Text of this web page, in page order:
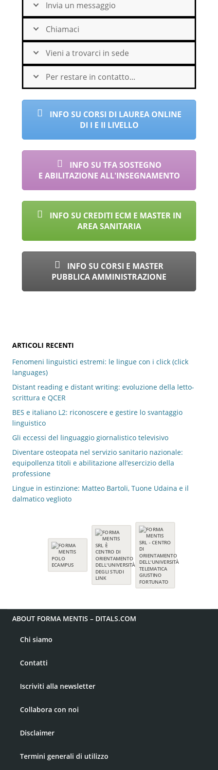
Invia un messaggio
Chiamaci
Vieni a trovarci in sede
Per restare in contatto...
INFO SU CORSI DI LAUREA ONLINE
DI I E II LIVELLO
INFO SU TFA SOSTEGNO
E ABILITAZIONE ALL'INSEGNAMENTO
INFO SU CREDITI ECM E MASTER IN
AREA SANITARIA
INFO SU CORSI E MASTER
PUBBLICA AMMINISTRAZIONE
ARTICOLI RECENTI
Fenomeni linguistici estremi: le lingue con i click (click
languages)
Distant reading e distant writing: evoluzione della letto-
scrittura e QCER
BES e italiano L2: riconoscere e gestire lo svantaggio
linguistico
Gli eccessi del linguaggio giornalistico televisivo
Diventare osteopata nel servizio sanitario nazionale:
equipollenza titoli e abilitazione all’esercizio della
professione
Lingue in estinzione: Matteo Bartoli, Tuone Udaina e il
dalmatico veglioto
ABOUT FORMA MENTIS – DITALS.COM
Chi siamo
Contatti
Iscriviti alla newsletter
Collabora con noi
Disclaimer
Termini generali di utilizzo